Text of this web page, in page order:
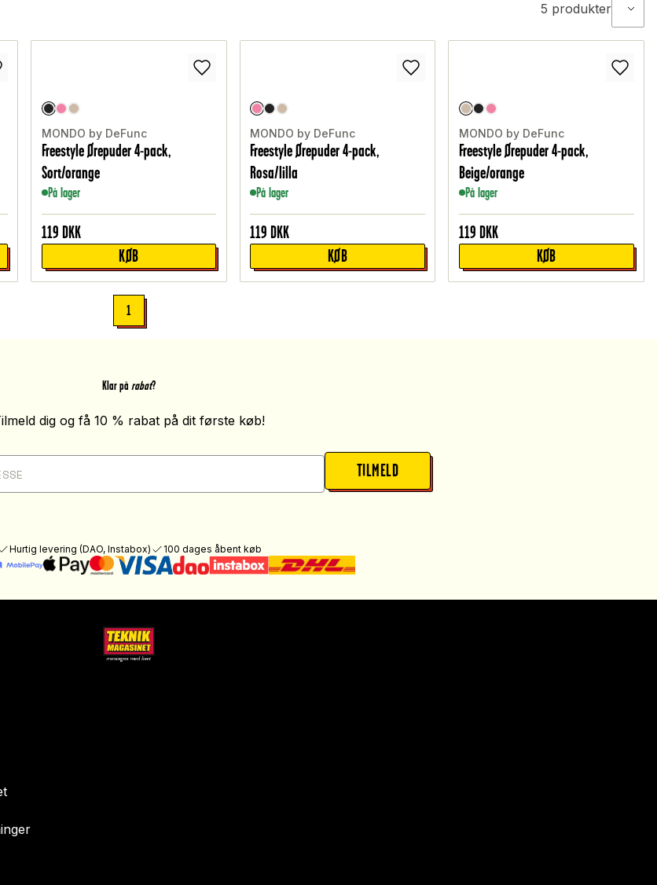
5 produkter
MONDO by DeFunc
Freestyle Ørepuder 4-pack,
Sort/orange
På lager
119 DKK
KØB
MONDO by DeFunc
Freestyle Ørepuder 4-pack,
Rosa/lilla
På lager
119 DKK
KØB
MONDO by DeFunc
Freestyle Ørepuder 4-pack,
Beige/orange
På lager
119 DKK
KØB
1
Klar på rabat?
dig og få 10 % rabat på dit første køb!
TILMELD
Hurtig levering (DAO, Instabox) 100 dages åbent køb